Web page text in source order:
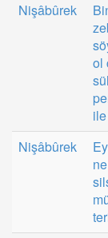
Nişâbûrek
ol
ile
Nişâbûrek